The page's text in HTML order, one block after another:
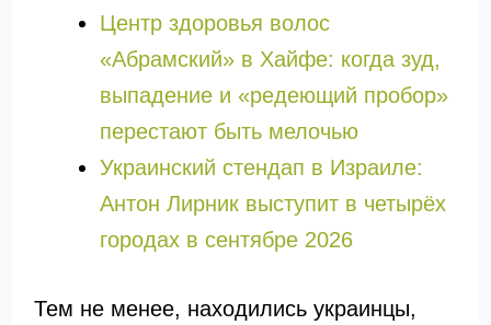
Центр здоровья волос
«Абрaмский» в Хайфе: когда зуд,
выпадение и «редеющий пробор»
перестают быть мелочью
Украинский стендап в Израиле:
Антон Лирник выступит в четырёх
городах в сентябре 2026
Тем не менее, находились украинцы,